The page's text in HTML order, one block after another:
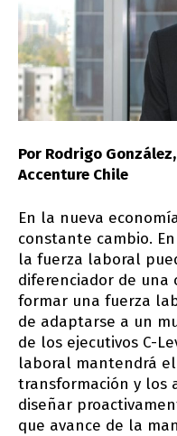
Por Rodrigo
Accenture Chile
En la nueva
constante cambio.
la fuerza laboral
diferenciador de una
formar una fuerza
de adaptarse a un
de los ejecutivos C-
laboral mantendrá
transformación y los
diseñar
que avance de la